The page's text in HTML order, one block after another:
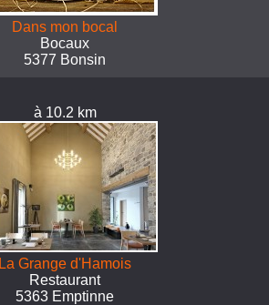
Dans mon bocal
Bocaux
5377 Bonsin
à 10.2 km
La Grange d'Hamois
Restaurant
5363 Emptinne